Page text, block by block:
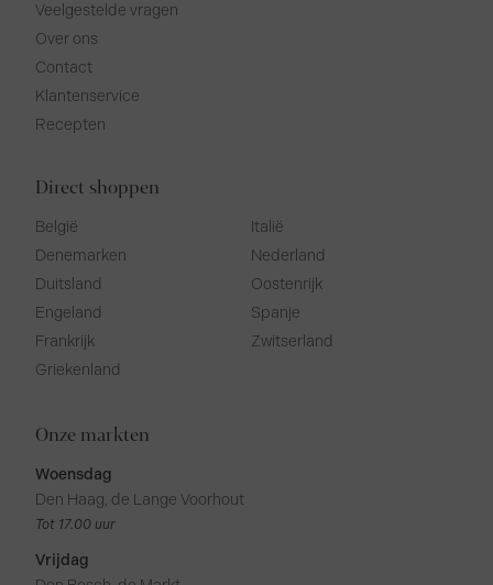
Veelgestelde vragen
Over ons
Contact
Klantenservice
Recepten
Direct shoppen
België
Denemarken
Duitsland
Engeland
Frankrijk
Griekenland
Italië
Nederland
Oostenrijk
Spanje
Zwitserland
Onze markten
Woensdag
Den Haag, de Lange Voorhout
Tot 17.00 uur
Vrijdag